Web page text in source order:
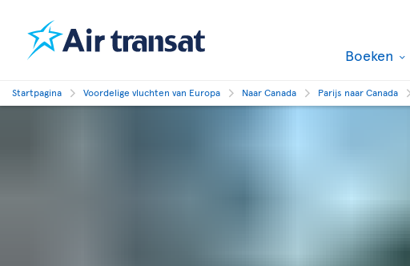
Boeken
Startpagina Voordelige vluchten van Europa Naar Canada Parijs naar Canada